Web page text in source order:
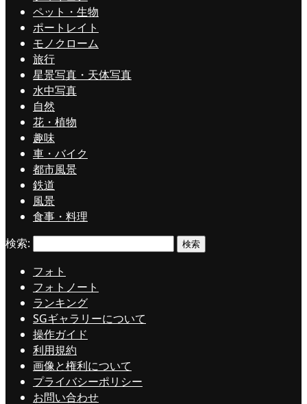
ペット・生物
ポートレイト
モノクローム
旅行
星景写真・天体写真
水中写真
自然
花・植物
趣味
車・バイク
都市風景
鉄道
風景
食事・料理
フォト
フォトノート
ランキング
SGギャラリーについて
操作ガイド
利用規約
画像と権利について
プライバシーポリシー
お問い合わせ
検索: